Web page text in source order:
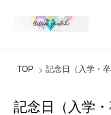
TOP 記念日（入学・
記念日（入学・